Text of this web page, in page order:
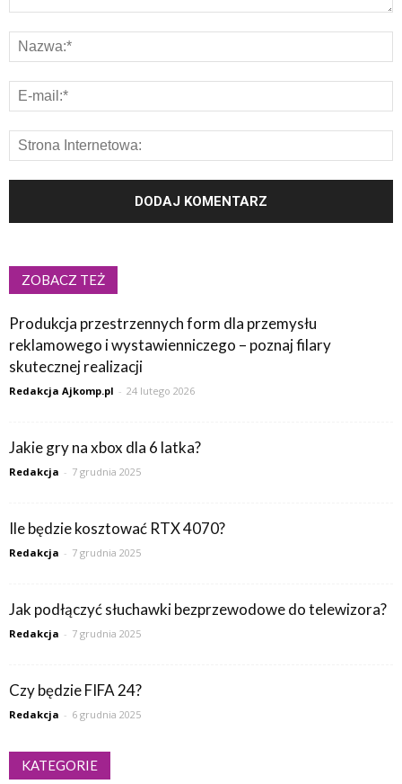
ZOBACZ TEŻ
Produkcja przestrzennych form dla przemysłu
reklamowego i wystawienniczego – poznaj filary
skutecznej realizacji
Redakcja Ajkomp.pl - 24 lutego 2026
Jakie gry na xbox dla 6 latka?
Redakcja - 7 grudnia 2025
Ile będzie kosztować RTX 4070?
Redakcja - 7 grudnia 2025
Jak podłączyć słuchawki bezprzewodowe do telewizora?
Redakcja - 7 grudnia 2025
Czy będzie FIFA 24?
Redakcja - 6 grudnia 2025
KATEGORIE